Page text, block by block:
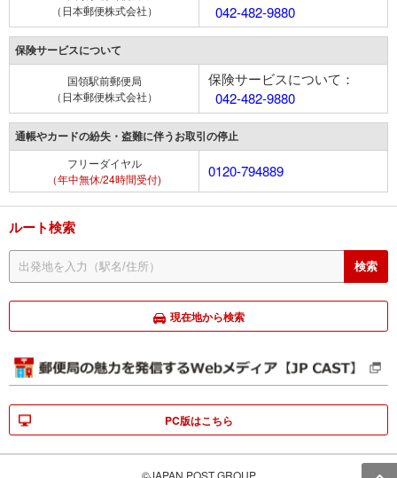
（日本郵便株式会社）
042-482-9880
保険サービスについて
国領駅前郵便局
（日本郵便株式会社）
保険サービスについて：
042-482-9880
通帳やカードの紛失・盗難に伴うお取引の停止
フリーダイヤル
（年中無休/24時間受付)
0120-794889
ルート検索
現在地から検索
PC版はこちら